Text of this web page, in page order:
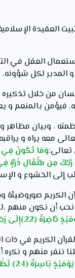
العقيدة
العقل في
المدبر لكل
من خلال
فيؤمن بالمنعم و
، وبيان
معه يراه و
تعالى:وَمَا تَكُونُ فِي
مِن مِّثْقَالِ ذَرَّةٍ
الكريم
أن نكون منهم
رَبِّهَا نَاظِرَةٌ(23).سورة القيامة 22-23
الكريم في
ننفر منهم و
أَن يُفْعَلَ بِهَا فَاقِرَةٌ(25).سورة القيامة 24-25